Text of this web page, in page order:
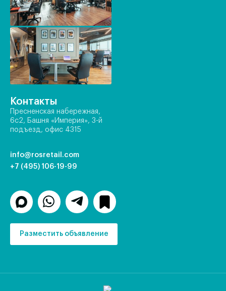
Контакты
Пресненская набережная,
6с2, Башня «Империя», 3-й
подъезд, офис 4315
info@rosretail.com
+7 (495) 106-19-99
Разместить объявление